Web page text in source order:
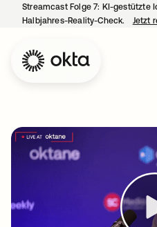
Streamcast Folge 7: KI-gestützte
Halbjahres-Reality-Check.
Jetzt